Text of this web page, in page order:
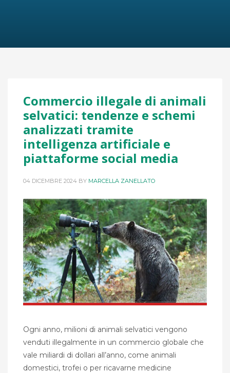
Commercio illegale di animali
selvatici: tendenze e schemi
analizzati tramite
intelligenza artificiale e
piattaforme social media
04 DICEMBRE 2024 BY MARCELLA ZANELLATO
Ogni anno, milioni di animali selvatici vengono
venduti illegalmente in un commercio globale che
vale miliardi di dollari all’anno, come animali
domestici, trofei o per ricavarne medicine